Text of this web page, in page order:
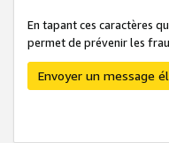
En tapant ces caractères
permet de prévenir les
Envoyer un message